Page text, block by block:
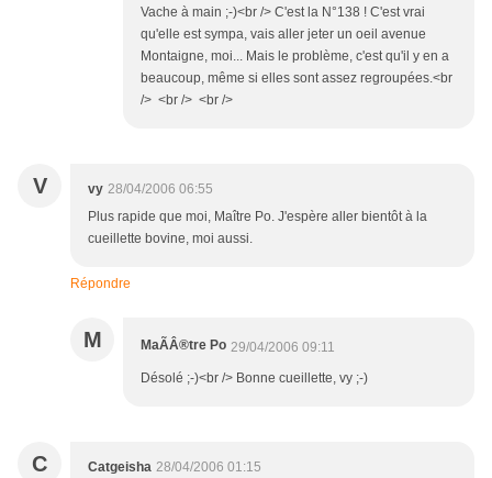
Vache à main ;-)<br /> C'est la N°138 ! C'est vrai
qu'elle est sympa, vais aller jeter un oeil avenue
Montaigne, moi... Mais le problème, c'est qu'il y en a
beaucoup, même si elles sont assez regroupées.<br
/> <br /> <br />
V vy 28/04/2006 06:55
Plus rapide que moi, Maître Po. J'espère aller bientôt à la
cueillette bovine, moi aussi.
Répondre
M MaÃÂ®tre Po 29/04/2006 09:11
Désolé ;-)<br /> Bonne cueillette, vy ;-)
C Catgeisha 28/04/2006 01:15